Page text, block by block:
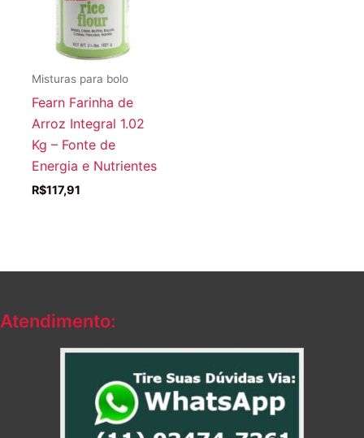
Misturas para bolo
Fearn Farinha de
Arroz Integral 1.02
Kg – Fonte de
Energia e Nutrientes
R$117,91
Atendimento: